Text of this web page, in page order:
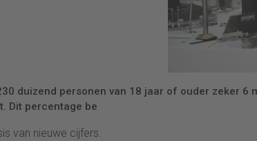
duizend personen van 18 jaar of ouder zeker 6
Dit percentage be
van nieuwe cijfers.